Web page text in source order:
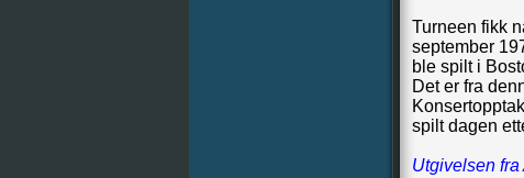
Turneen fikk
september
ble spilt i
Det er fra
spilt dagen
Utgivelsen